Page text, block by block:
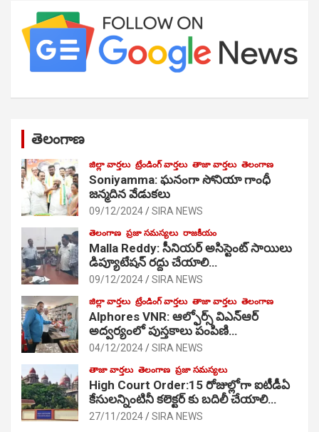
తెలంగాణ
జిల్లా వార్తలు ట్రేండింగ్ వార్తలు తాజా వార్తలు తెలంగాణ
Soniyamma: ఘ‌నంగా సోనియా గాంధీ
జ‌న్మ‌దిన వేడుక‌లు
09/12/2024 SIRA NEWS
తెలంగాణ ప్రజా సమస్యలు రాజకీయం
Malla Reddy: సీనియర్ అసిస్టెంట్ సాయిలు
డిప్యూటేషన్ రద్దు చేయాలి…
09/12/2024 SIRA NEWS
జిల్లా వార్తలు ట్రేండింగ్ వార్తలు తాజా వార్తలు తెలంగాణ
Alphores VNR: ఆల్ఫోర్స్ విఎన్ఆర్
అద్వర్యంలో పుస్తకాలు పంపిణి…
04/12/2024 SIRA NEWS
తాజా వార్తలు తెలంగాణ ప్రజా సమస్యలు
High Court Order:15 రోజుల్లోగా ఐటీడీఏ
కేసులన్నింటినీ కలెక్టర్ కు బదిలీ చేయాలి…
27/11/2024 SIRA NEWS